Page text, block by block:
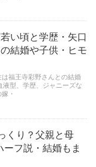
い頃と学歴・矢口
結婚や子供・ヒモ
福王寺彩野さんとの結婚
型、学歴、ジャニーズな
・
くり？父親と母
フ説・結婚もま